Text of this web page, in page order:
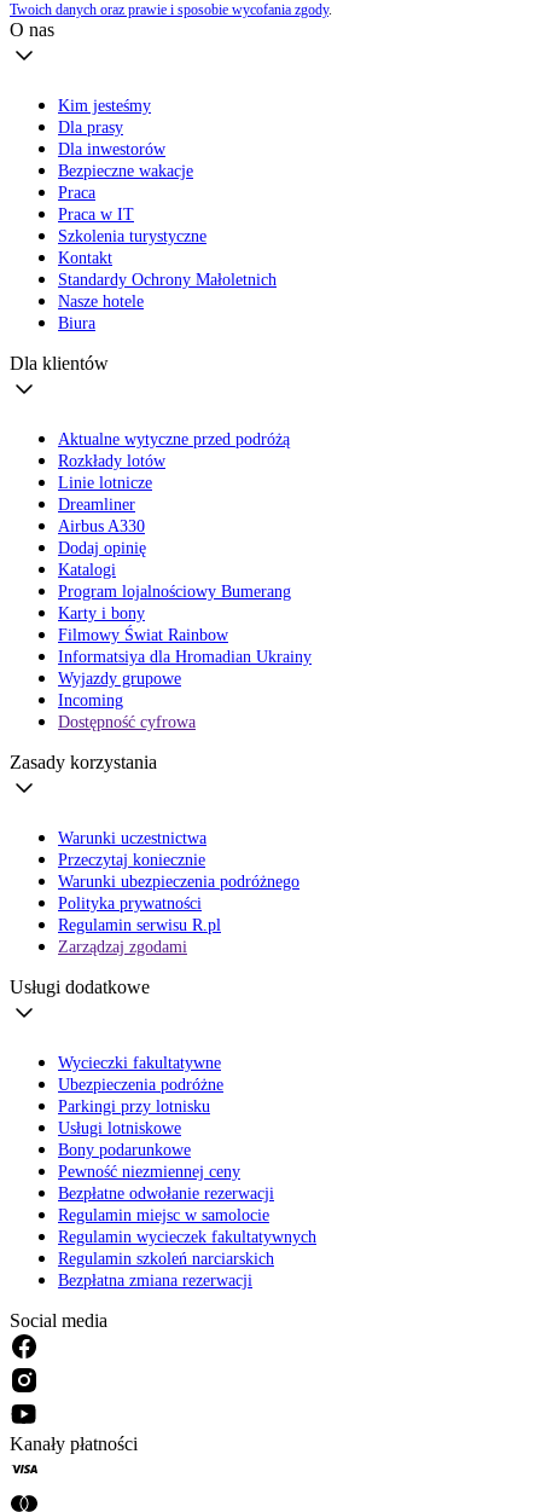
Twoich danych oraz prawie i sposobie wycofania zgody.
O nas
Kim jesteśmy
Dla prasy
Dla inwestorów
Bezpieczne wakacje
Praca
Praca w IT
Szkolenia turystyczne
Kontakt
Standardy Ochrony Małoletnich
Nasze hotele
Biura
Dla klientów
Aktualne wytyczne przed podróżą
Rozkłady lotów
Linie lotnicze
Dreamliner
Airbus A330
Dodaj opinię
Katalogi
Program lojalnościowy Bumerang
Karty i bony
Filmowy Świat Rainbow
Informatsiya dla Hromadian Ukrainy
Wyjazdy grupowe
Incoming
Dostępność cyfrowa
Zasady korzystania
Warunki uczestnictwa
Przeczytaj koniecznie
Warunki ubezpieczenia podróżnego
Polityka prywatności
Regulamin serwisu R.pl
Zarządzaj zgodami
Usługi dodatkowe
Wycieczki fakultatywne
Ubezpieczenia podróżne
Parkingi przy lotnisku
Usługi lotniskowe
Bony podarunkowe
Pewność niezmiennej ceny
Bezpłatne odwołanie rezerwacji
Regulamin miejsc w samolocie
Regulamin wycieczek fakultatywnych
Regulamin szkoleń narciarskich
Bezpłatna zmiana rezerwacji
Social media
Kanały płatności